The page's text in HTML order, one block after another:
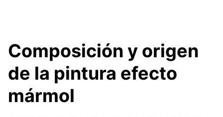
Composición y origen
de la pintura efecto
mármol